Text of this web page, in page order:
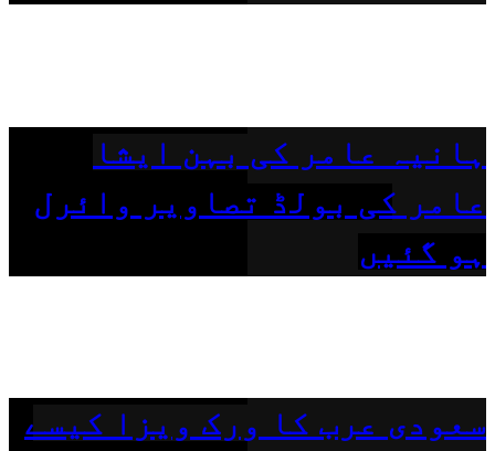
ہانیہ عامر کی بہن ایشا
عامر کی بولڈ تصاویر وائرل
ہو گئیں
سعودی عرب کا ورک ویزا کیسے